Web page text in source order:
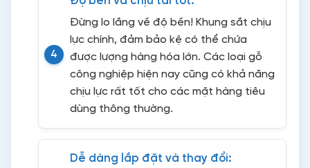
Đừng lo lắng về độ bền! Khung sắt chịu
lực chính, đảm bảo kệ có thể chứa
được lượng hàng hóa lớn. Các loại gỗ
công nghiệp hiện nay cũng có khả năng
chịu lực rất tốt cho các mặt hàng tiêu
dùng thông thường.
Dễ dàng lắp đặt và thay đổi: